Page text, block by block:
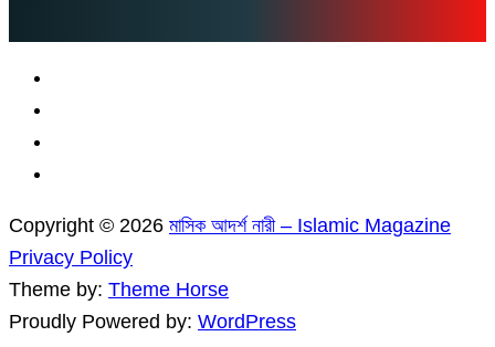
Copyright © 2026 মাসিক আদর্শ নারী – Islamic Magazine
Privacy Policy
Theme by: Theme Horse
Proudly Powered by: WordPress